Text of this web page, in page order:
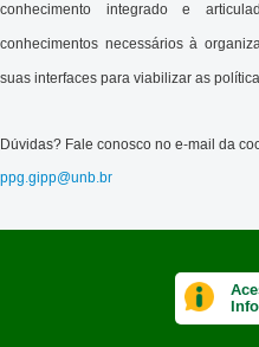
conhecimento integrado e
conhecimentos necessários à
suas interfaces para viabilizar as
Dúvidas? Fale conosco no e-mail da
ppg.gipp@unb.br